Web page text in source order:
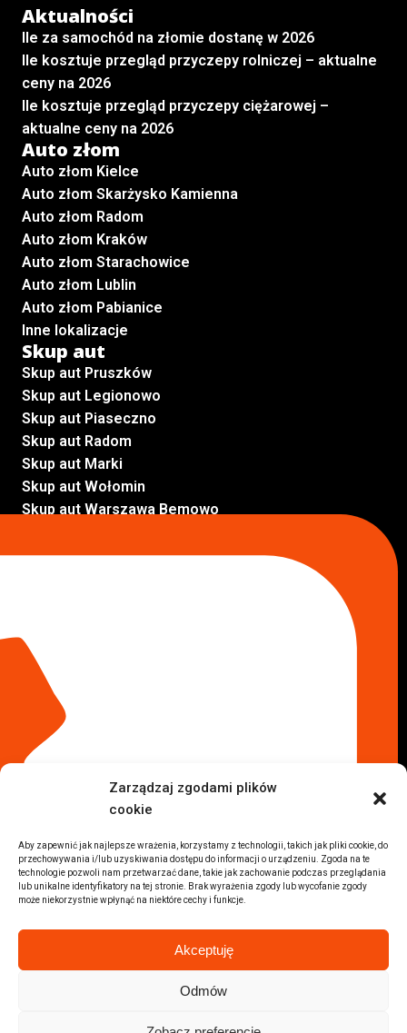
Zarządzaj zgodami plików
cookie
Aby zapewnić jak najlepsze wrażenia, korzystamy z technologii, takich jak pliki cookie, do
przechowywania i/lub uzyskiwania dostępu do informacji o urządzeniu. Zgoda na te
technologie pozwoli nam przetwarzać dane, takie jak zachowanie podczas przeglądania
lub unikalne identyfikatory na tej stronie. Brak wyrażenia zgody lub wycofanie zgody
może niekorzystnie wpłynąć na niektóre cechy i funkcje.
Akceptuję
Odmów
Aktualności
Ile za samochód na złomie dostanę w 2026
Ile kosztuje przegląd przyczepy rolniczej – aktualne
ceny na 2026
Ile kosztuje przegląd przyczepy ciężarowej –
aktualne ceny na 2026
Auto złom
Auto złom Kielce
Auto złom Skarżysko Kamienna
Auto złom Radom
Auto złom Kraków
Auto złom Starachowice
Auto złom Lublin
Auto złom Pabianice
Inne lokalizacje
Skup aut
Skup aut Pruszków
Skup aut Legionowo
Skup aut Piaseczno
Skup aut Radom
Skup aut Marki
Skup aut Wołomin
Skup aut Warszawa Bemowo
Lokalizacje
Komis samochodowy Kraków
Komis samochodowy Radom
Komis samochodowy Płock
Komis samochodowy Opole
Komis samochodowy Lublin
Komis samochodowy Sochaczew
Inne Lokalizacje
Auta z USA Rzeszów
Auta z USA Białystok
Auta z USA Kraków
Marki samochodów
Sprzedam BMW
Wszystkie marki samochodów